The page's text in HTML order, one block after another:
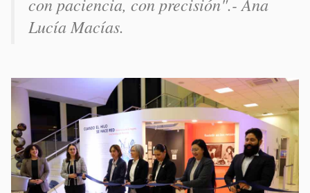
Lucía Macías.